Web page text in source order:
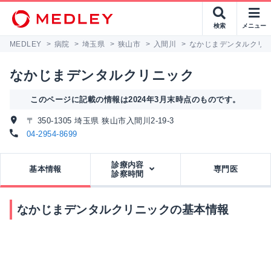
検索 メニュー
MEDLEY > 病院 > 埼玉県 > 狭山市 > 入間川 > なかじまデンタルクリ
なかじまデンタルクリニック
このページに記載の情報は2024年3月末時点のものです。
〒 350-1305 埼玉県 狭山市入間川2-19-3
04-2954-8699
基本情報
診療内容
診察時間
専門医
なかじまデンタルクリニックの基本情報